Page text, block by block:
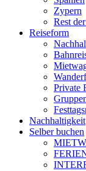
Zypern
Rest
Reiseform
Private
Nachhaltigkeit
Selber buchen